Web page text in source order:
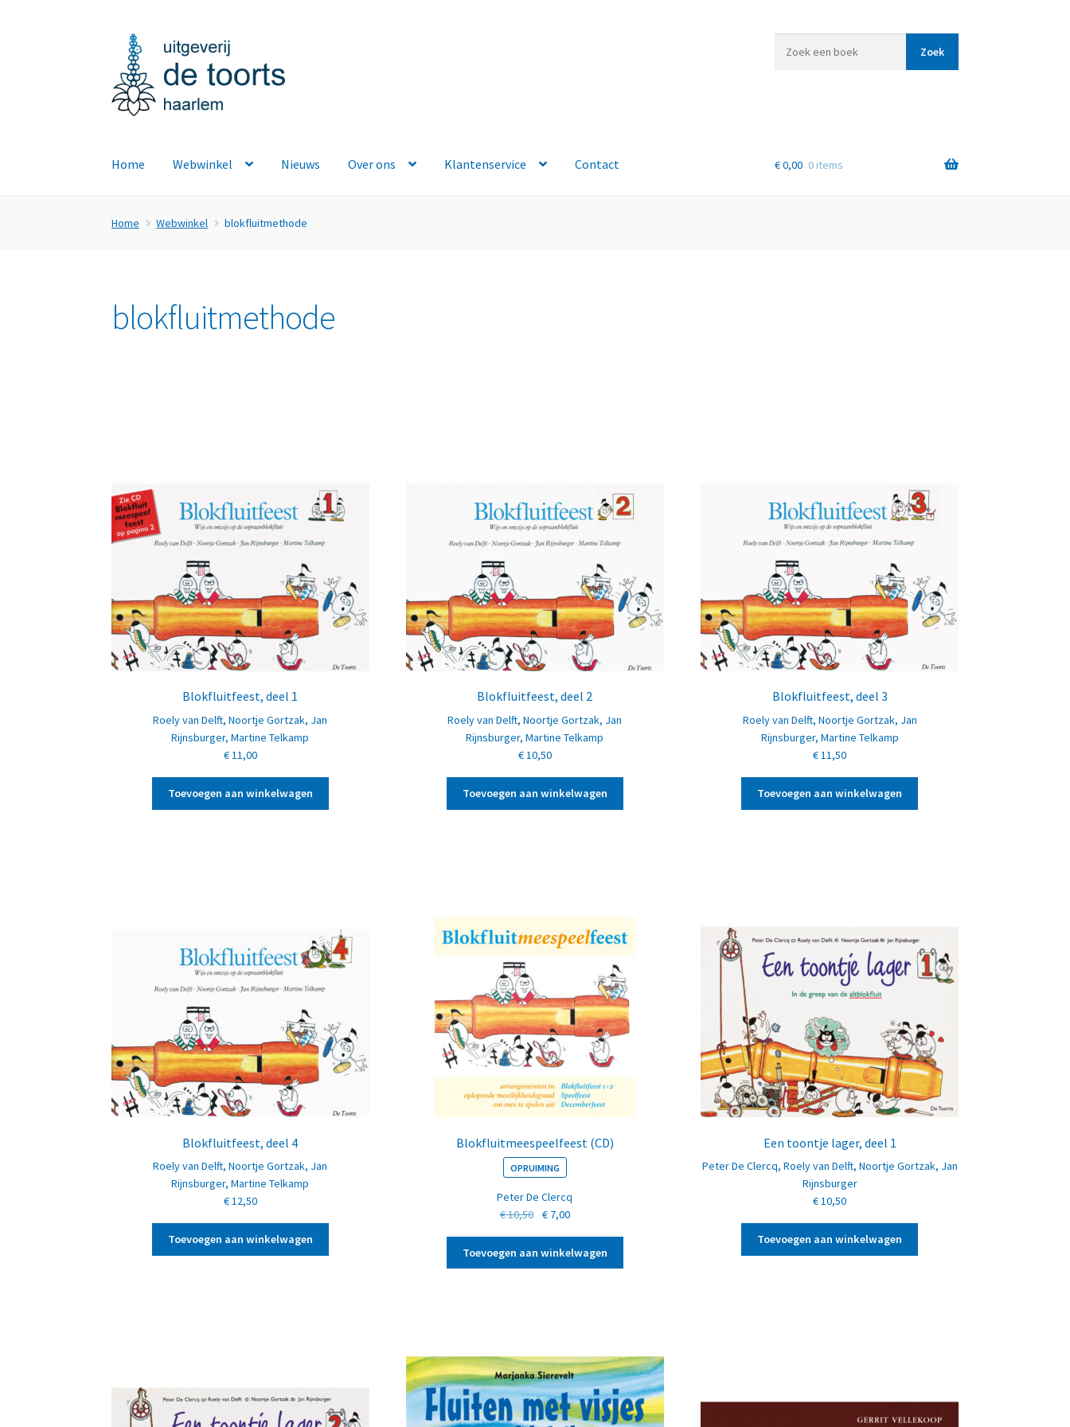
door
naar
navigatie
naar
de
inhoud
een
Zoek
Home Webwinkel Nieuws Over ons Klantenservice Contact €0,00 0 items
Home Webwinkel blokfluitmethode
blokfluitmethode
Blokfluitfeest, deel 1
Roely van Delft,Noortje Gortzak, Jan
Rijnsburger,Martine Telkamp
€11,00
Toevoegen aan winkelwagen
Blokfluitfeest, deel 2
Roely van Delft,Noortje Gortzak, Jan
Rijnsburger,Martine Telkamp
€10,50
Toevoegen aan winkelwagen
Blokfluitfeest, deel 3
Roely van Delft, Noortje Gortzak, Jan
Rijnsburger, Martine Telkamp
€11,50
Toevoegen aan winkelwagen
Blokfluitfeest, deel 4
Roely van Delft,Noortje Gortzak, Jan
Rijnsburger,Martine Telkamp
€12,50
Toevoegen aan winkelwagen
Blokfluitmeespeelfeest (CD)
OPRUIMING
Peter De Clercq
€10,50
Oorspronkelijke
was:
€ 10,50.
€ 7,00Huidige
is:
€ 7,00.
Toevoegen aan winkelwagen
Een toontje lager, deel 1
Peter De Clercq, Roely van Delft, Noortje Gortzak, Jan
Rijnsburger
€10,50
Toevoegen aan winkelwagen